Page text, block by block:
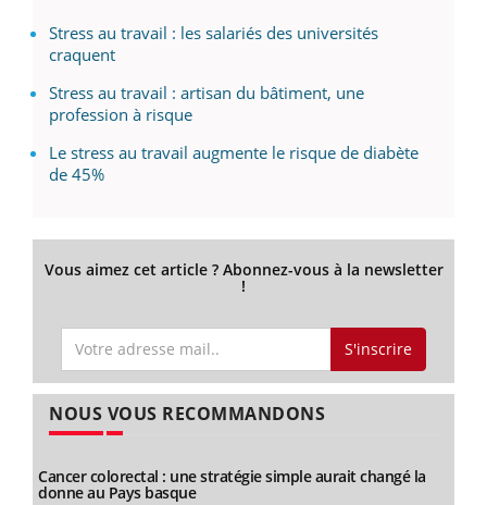
Stress au travail : les salariés des universités
craquent
Stress au travail : artisan du bâtiment, une
profession à risque
Le stress au travail augmente le risque de diabète
de 45%
Vous aimez cet article ? Abonnez-vous à la newsletter
!
S'inscrire
NOUS VOUS RECOMMANDONS
Cancer colorectal : une stratégie simple aurait changé la
donne au Pays basque